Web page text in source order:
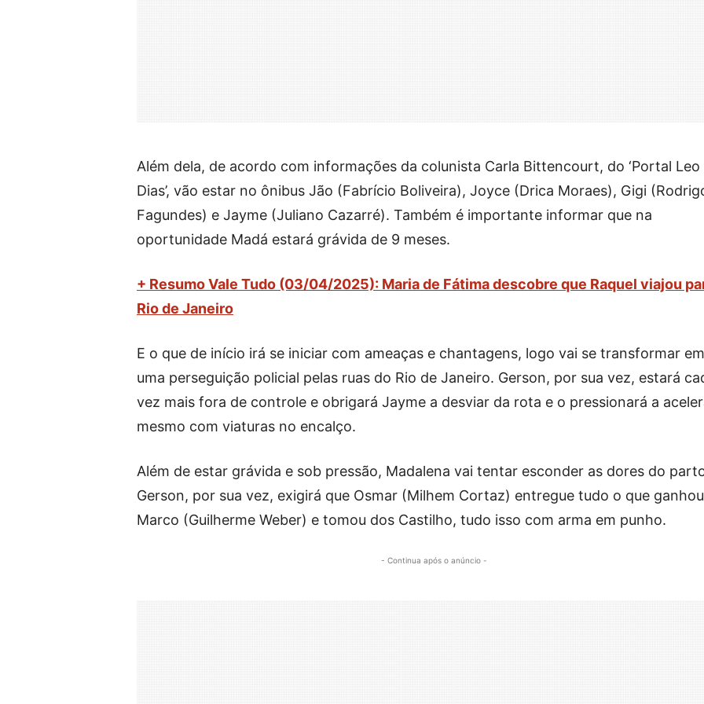
Além dela, de acordo com informações da colunista Carla Bittencourt, do ‘Portal Leo
Dias’, vão estar no ônibus Jão (Fabrício Boliveira), Joyce (Drica Moraes), Gigi
Fagundes) e Jayme (Juliano Cazarré). Também é importante informar que na
oportunidade Madá estará grávida de 9 meses.
+ Resumo Vale Tudo (03/04/2025): Maria de Fátima descobre que Raquel viajou
Rio de Janeiro
E o que de início irá se iniciar com ameaças e chantagens, logo vai se transformar em
uma perseguição policial pelas ruas do Rio de Janeiro. Gerson, por sua vez, estará
vez mais fora de controle e obrigará Jayme a desviar da rota e o pressionará a
mesmo com viaturas no encalço.
Além de estar grávida e sob pressão, Madalena vai tentar esconder as dores do
Gerson, por sua vez, exigirá que Osmar (Milhem Cortaz) entregue tudo o que
Marco (Guilherme Weber) e tomou dos Castilho, tudo isso com arma em punho.
- Continua após o anúncio -